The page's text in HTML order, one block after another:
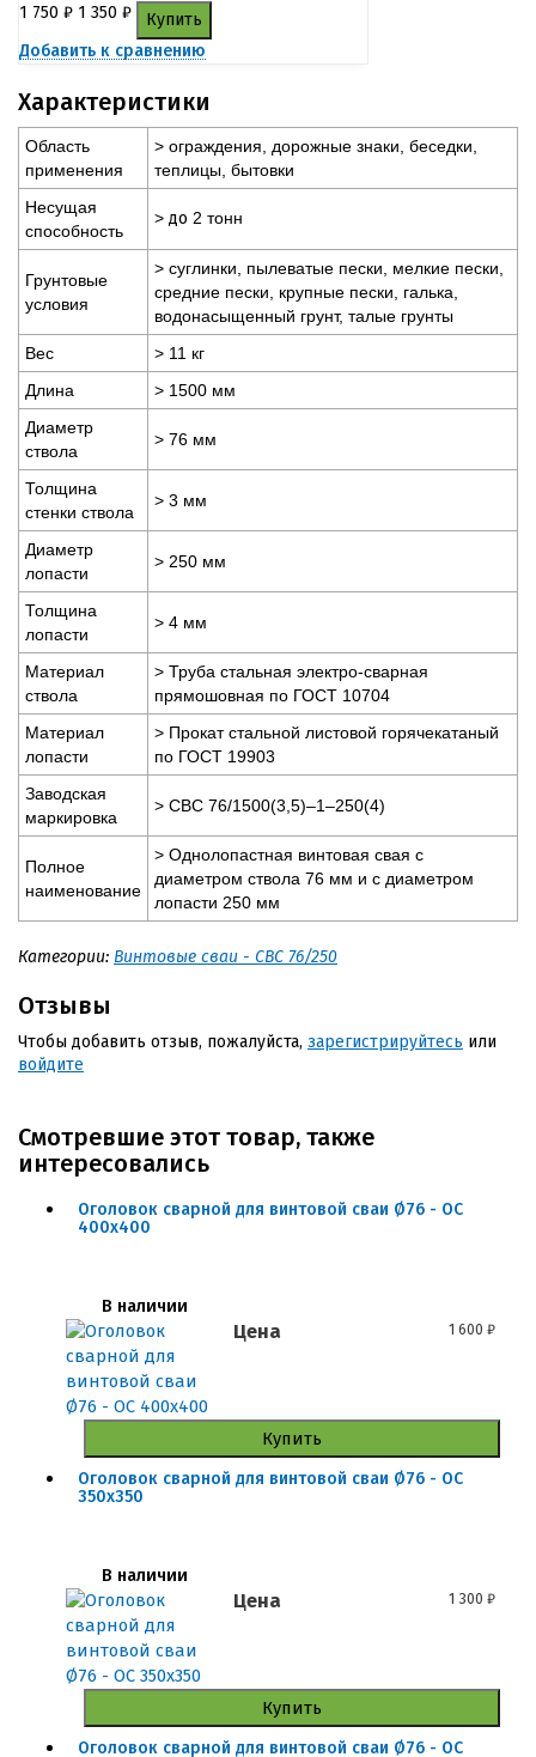
1 750 ₽ 1 350 ₽
Купить
Добавить к сравнению
Характеристики
Область
применения
> ограждения, дорожные знаки, беседки,
теплицы, бытовки
Несущая
способность
> до 2 тонн
Грунтовые
условия
> суглинки, пылеватые пески, мелкие пески,
средние пески, крупные пески, галька,
водонасыщенный грунт, талые грунты
Вес
> 11 кг
Длина
> 1500 мм
Диаметр
ствола
> 76 мм
Толщина
стенки ствола
> 3 мм
Диаметр
лопасти
> 250 мм
Толщина
лопасти
> 4 мм
Материал
ствола
> Труба стальная электро-сварная
прямошовная по ГОСТ 10704
Материал
лопасти
> Прокат стальной листовой горячекатаный
по ГОСТ 19903
Заводская
маркировка
> СВС 76/1500(3,5)–1–250(4)
Полное
наименование
> Однолопастная винтовая свая с
диаметром ствола 76 мм и с диаметром
лопасти 250 мм
Категории: Винтовые сваи - СВС 76/250
Отзывы
Чтобы добавить отзыв, пожалуйста, зарегистрируйтесь или
войдите
Смотревшие этот товар, также
интересовались
Оголовок сварной для винтовой сваи Ø76 - ОС
400x400
В наличии
Цена 1 600₽
Купить
Оголовок сварной для винтовой сваи Ø76 - ОС
350x350
В наличии
Цена 1 300₽
Купить
Оголовок сварной для винтовой сваи Ø76 - ОС